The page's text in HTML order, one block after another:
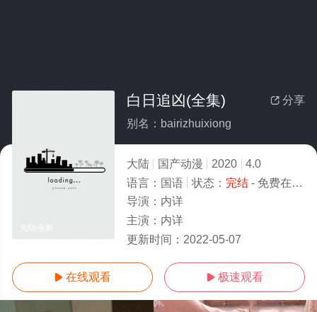
 分享
白日追凶(全集)
别名：bairizhuixiong
大陆 国产动漫 2020
4.0
语言： 国语 状态： 完结- 免费在线观看
导演： 内详
主演： 内详
更新时间： 2022-05-07
 在线观看  极速观看